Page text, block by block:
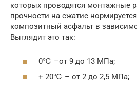
которых проводятся монтажные
прочности на сжатие
композитный асфальт в
Выглядит это так:
0℃ –от 9 до 13 МПа;
+ 20℃ – от 2 до 2,5 МПа;